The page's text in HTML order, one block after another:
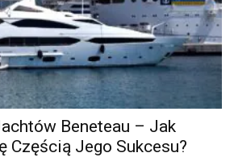
Beneteau – Jak
Częścią Jego Sukcesu?